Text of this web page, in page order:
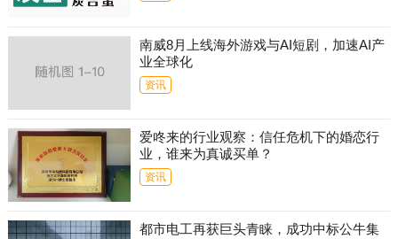
南威8月上线海外游戏与AI短剧，加速AI产
业全球化
资讯
爱咚来的行业观察：信任危机下的婚恋行
业，谁来为真诚买单？
资讯
都市电工再获巨头青睐，成功中标公牛集